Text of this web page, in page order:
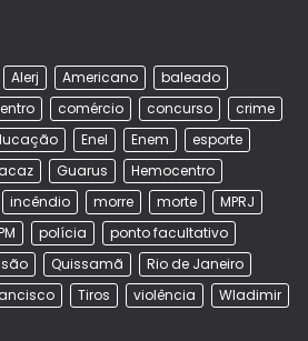
Alerj Americano
baleado
comércio concurso
crime
Enel Enem
esporte
Guarus
Hemocentro
incêndio morre morte
MPRJ
polícia
ponto facultativo
Quissamã
Rio de Janeiro
Tiros violência
Wladimir